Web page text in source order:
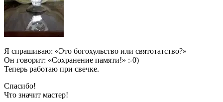
Я спрашиваю: «Это богохульство или святотатство?»
Он говорит: «Сохранение памяти!» :-0)
Теперь работаю при свечке.
Спасибо!
Что значит мастер!